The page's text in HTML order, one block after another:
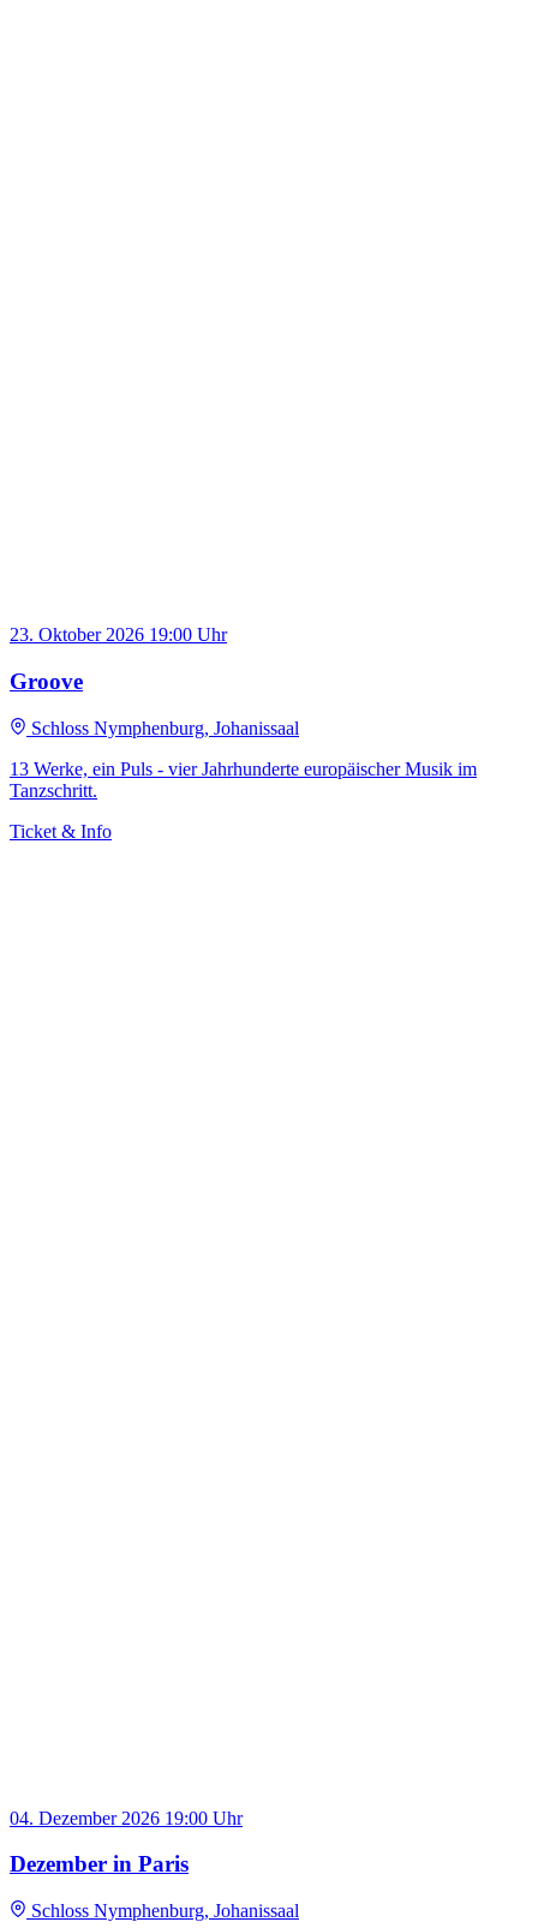
23. Oktober 2026 19:00 Uhr
Groove
Schloss Nymphenburg, Johanissaal
13 Werke, ein Puls - vier Jahrhunderte europäischer Musik im
Tanzschritt.
Ticket & Info
04. Dezember 2026 19:00 Uhr
Dezember in Paris
Schloss Nymphenburg, Johanissaal